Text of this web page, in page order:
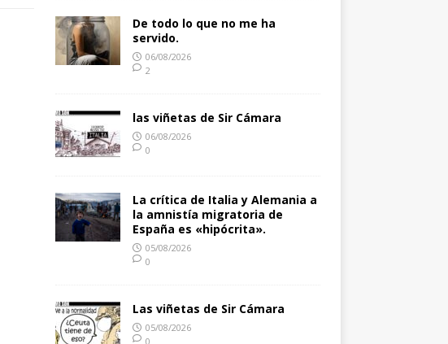
De todo lo que no me ha
servido.
06/08/2026
2
las viñetas de Sir Cámara
06/08/2026
0
La crítica de Italia y Alemania a
la amnistía migratoria de
España es «hipócrita».
05/08/2026
0
Las viñetas de Sir Cámara
05/08/2026
0